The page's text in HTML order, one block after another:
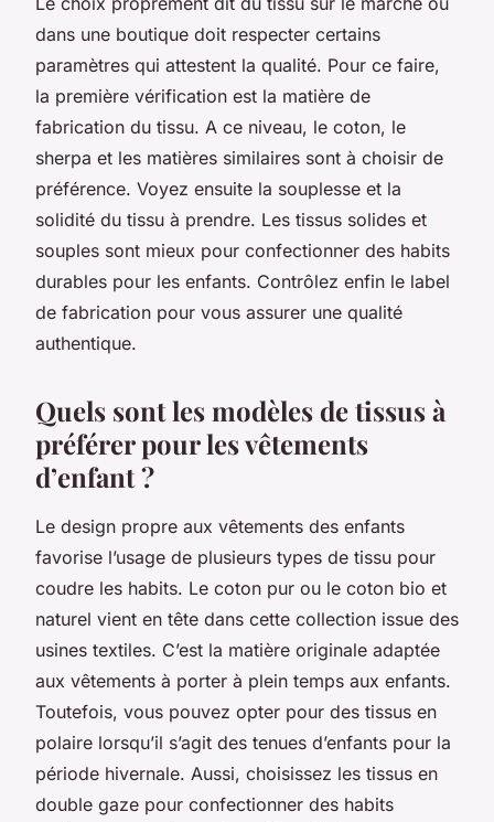
dans une boutique doit respecter certains
paramètres qui attestent la qualité. Pour ce faire,
la première vérification est la matière de
fabrication du tissu. A ce niveau, le coton, le
sherpa et les matières similaires sont à choisir de
préférence. Voyez ensuite la souplesse et la
solidité du tissu à prendre. Les tissus solides et
souples sont mieux pour confectionner des habits
durables pour les enfants. Contrôlez enfin le label
de fabrication pour vous assurer une qualité
authentique.
Quels sont les modèles de tissus à
préférer pour les vêtements
d’enfant ?
Le design propre aux vêtements des enfants
favorise l’usage de plusieurs types de tissu pour
coudre les habits. Le coton pur ou le coton bio et
naturel vient en tête dans cette collection issue des
usines textiles. C’est la matière originale adaptée
aux vêtements à porter à plein temps aux enfants.
Toutefois, vous pouvez opter pour des tissus en
polaire lorsqu’il s’agit des tenues d’enfants pour la
période hivernale. Aussi, choisissez les tissus en
double gaze pour confectionner des habits